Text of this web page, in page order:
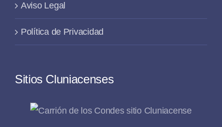
Aviso Legal
Política de Privacidad
Sitios Cluniacenses